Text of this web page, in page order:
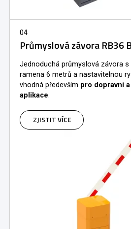
04
Průmyslová závora RB36
Jednoduchá průmyslová závora s
ramena 6 metrů a nastavitelnou
vhodná především pro dopravní
aplikace.
ZJISTIT VÍCE